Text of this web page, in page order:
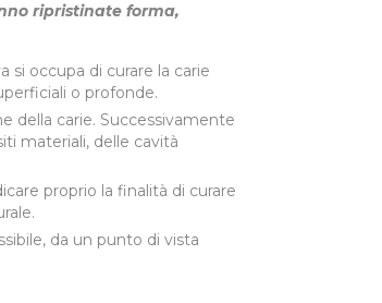
ripristinate forma,
si occupa di curare la carie
o profonde.
della carie. Successivamente
materiali, delle cavità
proprio la finalità di curare
da un punto di vista